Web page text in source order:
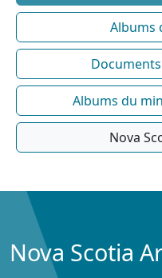
Albums
Albums du
Nova
Nova Scotia